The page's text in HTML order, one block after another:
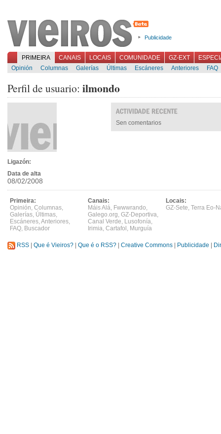
Publicidade
PRIMEIRA CANAIS LOCAIS COMUNIDADE GZ-EXT
Opinión
Columnas Galerías Últimas Escáneres Anteriores FAQ
Perfil de usuario: ilmondo
Ligazón:
Data de alta
08/02/2008
Sen comentarios
Primeira:
Opinión, Columnas,
Galerías, Últimas,
Escáneres,Anteriores,
FAQ, Buscador
Canais:
Máis Alá, Fwwwrando,
Galego.org, GZ-Deportiva,
Canal Verde, Lusofonía,
Irimia, Cartafol , Murguía
Locais:
GZ-Sete, Terra Eo-
RSS Que é Vieiros? Que é o RSS? Creative Commons Publicidade